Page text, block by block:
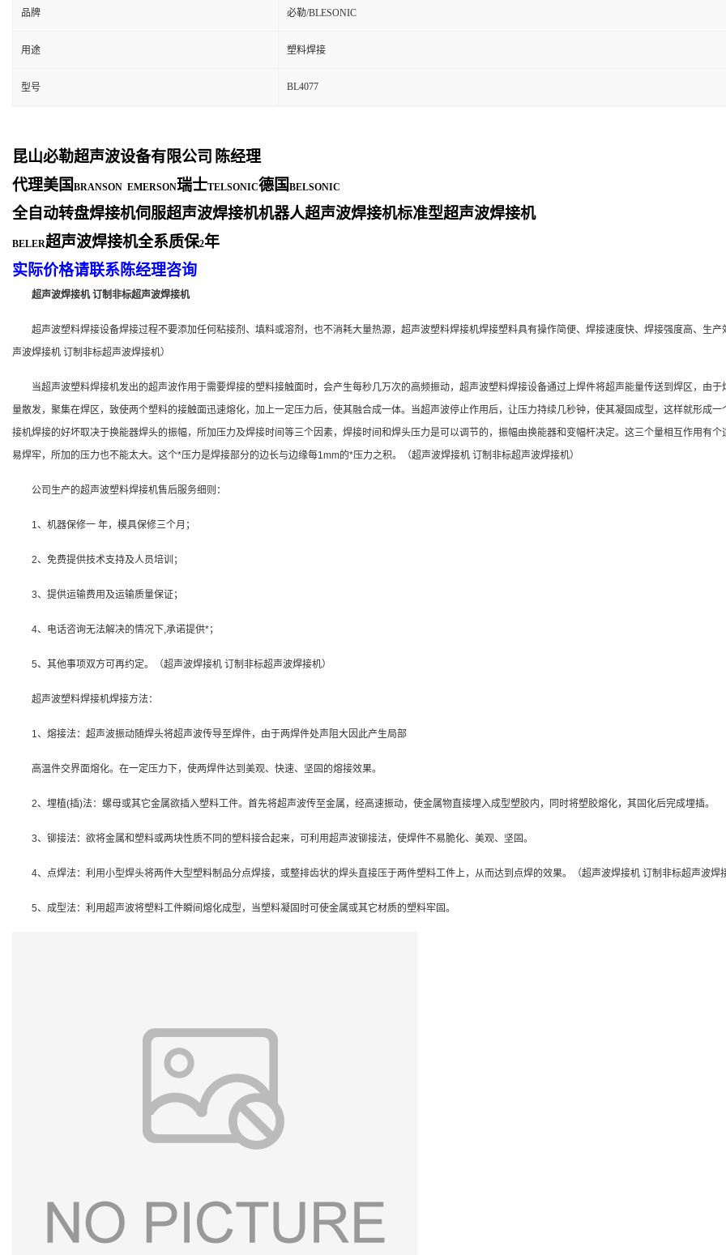
品牌 必勒/BLESONIC
用途 塑料焊接
型号 BL4077
昆山必勒超声波设备有限公司 陈经理
代理美国 BRANSON EMERSON瑞士TELSONIC德国 BELSONIC
全自动转盘焊接机伺服超声波焊接机机器人超声波焊接机标准型超声波焊接机
BELER超声波焊接机全系质保2年
实际价格请联系陈经理咨询
超声波焊接机 订制非标超声波焊接机
超声波塑料焊接设备焊接过程不要添加任何粘接剂、填料或溶剂，也不消耗大量热源，超声波塑料焊接机焊接塑料具有操作简便、焊接速度快、焊接强度高、生
声波焊接机 订制非标超声波焊接机）
当超声波塑料焊接机发出的超声波作用于需要焊接的塑料接触面时，会产生每秒几万次的高频振动，超声波塑料焊接设备通过上焊件将超声能量传送到焊区，由
量散发，聚集在焊区，致使两个塑料的接触面迅速熔化，加上一定压力后，使其融合成一体。当超声波停止作用后，让压力持续几秒钟，使其凝固成型，这样就形成
接机焊接的好坏取决于换能器焊头的振幅，所加压力及焊接时间等三个因素，焊接时间和焊头压力是可以调节的，振幅由换能器和变幅杆决定。这三个量相互作用有
易焊牢，所加的压力也不能太大。这个*压力是焊接部分的边长与边缘每1mm的*压力之积。（超声波焊接机 订制非标超声波焊接机）
公司生产的超声波塑料焊接机售后服务细则：
1、机器保修一 年，模具保修三个月；
2、免费提供技术支持及人员培训；
3、提供运输费用及运输质量保证；
4、电话咨询无法解决的情况下,承诺提供*；
5、其他事项双方可再约定。（超声波焊接机 订制非标超声波焊接机）
超声波塑料焊接机焊接方法：
1、熔接法：超声波振动随焊头将超声波传导至焊件，由于两焊件处声阻大因此产生局部
高温件交界面熔化。在一定压力下，使两焊件达到美观、快速、坚固的熔接效果。
2、埋植(插)法：螺母或其它金属欲插入塑料工件。首先将超声波传至金属，经高速振动，使金属物直接埋入成型塑胶内，同时将塑胶熔化，其固化后完成埋插。
3、铆接法：欲将金属和塑料或两块性质不同的塑料接合起来，可利用超声波铆接法，使焊件不易脆化、美观、坚固。
4、点焊法：利用小型焊头将两件大型塑料制品分点焊接，或整排齿状的焊头直接压于两件塑料工件上，从而达到点焊的效果。（超声波焊接机 订制非标超声波焊
5、成型法：利用超声波将塑料工件瞬间熔化成型，当塑料凝固时可使金属或其它材质的塑料牢固。